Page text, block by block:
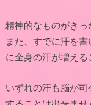
精神的なものがきっ
また、すでに汗を
に全身の汗が増える
いずれの汗も脳が